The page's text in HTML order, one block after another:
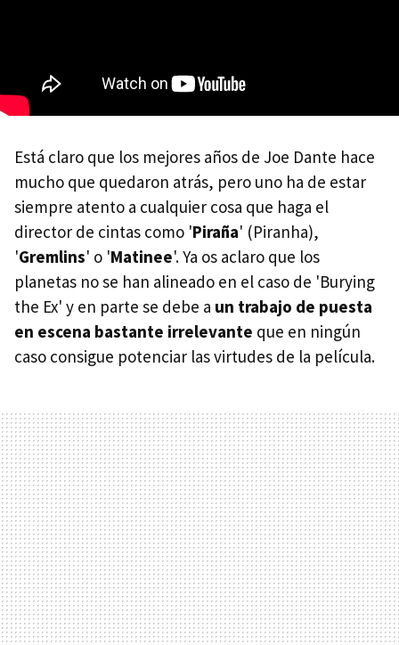
Está claro que los mejores años de Joe Dante hace
mucho que quedaron atrás, pero uno ha de estar
siempre atento a cualquier cosa que haga el
director de cintas como 'Piraña' (Piranha),
'Gremlins' o 'Matinee'. Ya os aclaro que los
planetas no se han alineado en el caso de 'Burying
the Ex' y en parte se debe a un trabajo de puesta
en escena bastante irrelevante que en ningún
caso consigue potenciar las virtudes de la película.